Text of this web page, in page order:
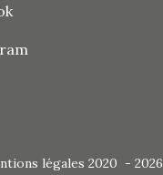
légales 2020 - 2026